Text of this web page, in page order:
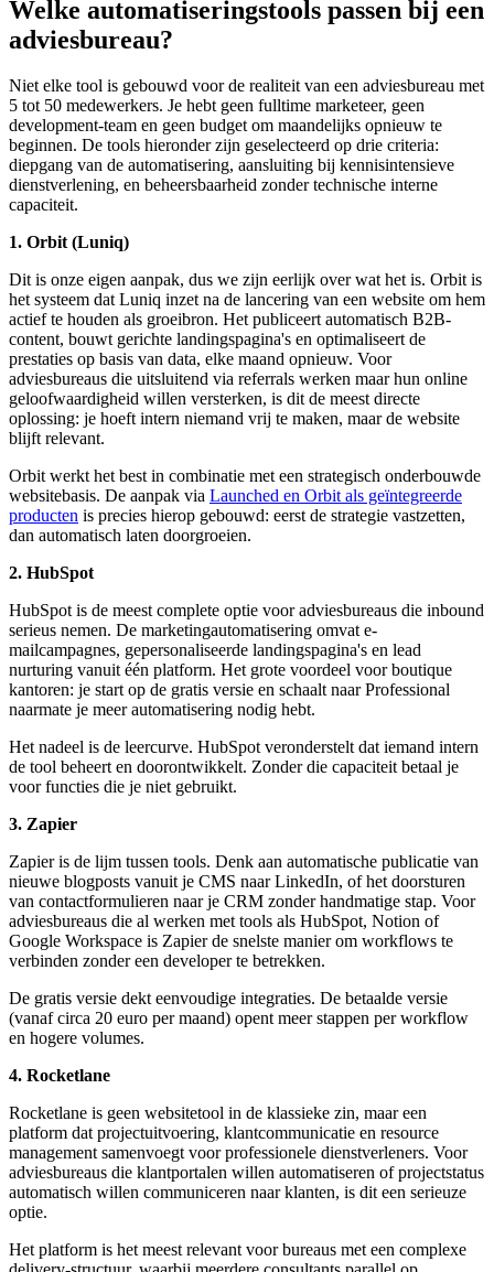
Welke automatiseringstools passen bij een
adviesbureau?
Niet elke tool is gebouwd voor de realiteit van een adviesbureau met
5 tot 50 medewerkers. Je hebt geen fulltime marketeer, geen
development-team en geen budget om maandelijks opnieuw te
beginnen. De tools hieronder zijn geselecteerd op drie criteria:
diepgang van de automatisering, aansluiting bij kennisintensieve
dienstverlening, en beheersbaarheid zonder technische interne
capaciteit.
1. Orbit (Luniq)
Dit is onze eigen aanpak, dus we zijn eerlijk over wat het is. Orbit is
het systeem dat Luniq inzet na de lancering van een website om hem
actief te houden als groeibron. Het publiceert automatisch B2B-
content, bouwt gerichte landingspagina's en optimaliseert de
prestaties op basis van data, elke maand opnieuw. Voor
adviesbureaus die uitsluitend via referrals werken maar hun online
geloofwaardigheid willen versterken, is dit de meest directe
oplossing: je hoeft intern niemand vrij te maken, maar de website
blijft relevant.
Orbit werkt het best in combinatie met een strategisch onderbouwde
websitebasis. De aanpak via Launched en Orbit als geïntegreerde
producten is precies hierop gebouwd: eerst de strategie vastzetten,
dan automatisch laten doorgroeien.
2. HubSpot
HubSpot is de meest complete optie voor adviesbureaus die inbound
serieus nemen. De marketingautomatisering omvat e-
mailcampagnes, gepersonaliseerde landingspagina's en lead
nurturing vanuit één platform. Het grote voordeel voor boutique
kantoren: je start op de gratis versie en schaalt naar Professional
naarmate je meer automatisering nodig hebt.
Het nadeel is de leercurve. HubSpot veronderstelt dat iemand intern
de tool beheert en doorontwikkelt. Zonder die capaciteit betaal je
voor functies die je niet gebruikt.
3. Zapier
Zapier is de lijm tussen tools. Denk aan automatische publicatie van
nieuwe blogposts vanuit je CMS naar LinkedIn, of het doorsturen
van contactformulieren naar je CRM zonder handmatige stap. Voor
adviesbureaus die al werken met tools als HubSpot, Notion of
Google Workspace is Zapier de snelste manier om workflows te
verbinden zonder een developer te betrekken.
De gratis versie dekt eenvoudige integraties. De betaalde versie
(vanaf circa 20 euro per maand) opent meer stappen per workflow
en hogere volumes.
4. Rocketlane
Rocketlane is geen websitetool in de klassieke zin, maar een
platform dat projectuitvoering, klantcommunicatie en resource
management samenvoegt voor professionele dienstverleners. Voor
adviesbureaus die klantportalen willen automatiseren of projectstatus
automatisch willen communiceren naar klanten, is dit een serieuze
optie.
Het platform is het meest relevant voor bureaus met een complexe